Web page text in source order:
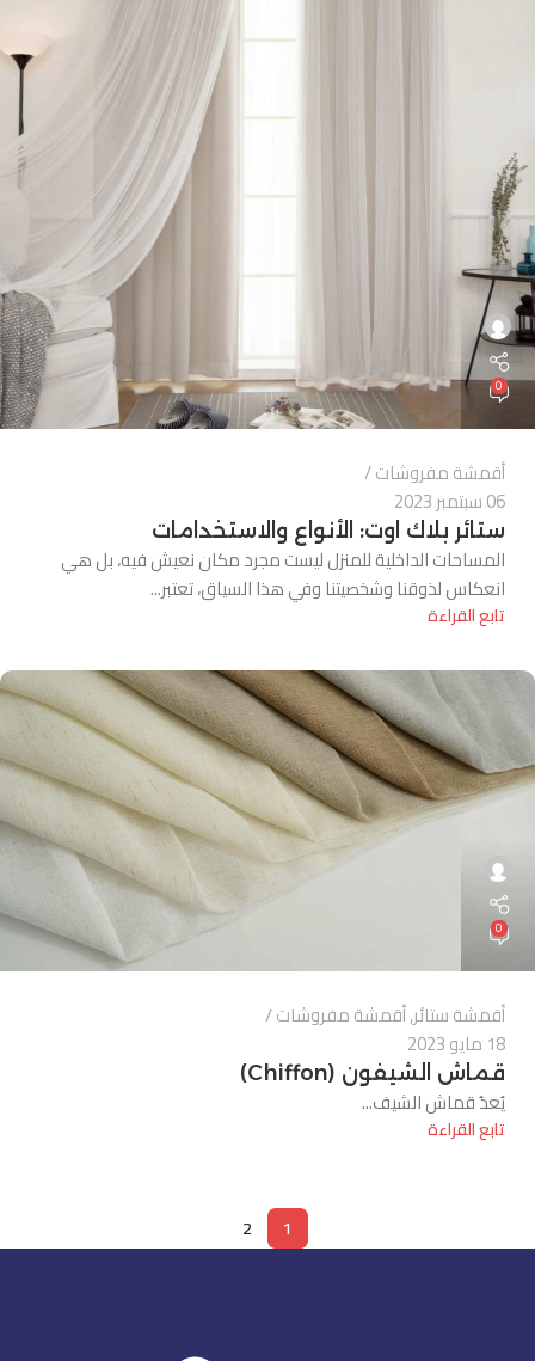
0
أقمشة مفروشات
06 سبتمبر 2023
ستائر بلاك اوت: الأنواع والاستخدامات
المساحات الداخلية للمنزل ليست مجرد مكان نعيش فيه، بل هي
انعكاس لذوقنا وشخصيتنا وفي هذا السياق، تعتبر...
تابع القراءة
0
أقمشة ستائر,أقمشة مفروشات
18 مايو 2023
قماش الشيفون (Chiffon)
يُعدُ قماش الشيف...
تابع القراءة
1
2